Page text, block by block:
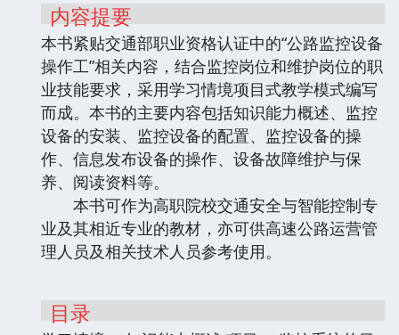
内容提要
本书紧贴交通部职业资格认证中的“公路监控设备
操作工”相关内容，结合监控岗位和维护岗位的职
业技能要求，采用学习情境项目式教学模式编写
而成。本书的主要内容包括知识能力概述、监控
设备的安装、监控设备的配置、监控设备的操
作、信息发布设备的操作、设备故障维护与保
养、阅读资料等。
本书可作为高职院校交通安全与智能控制专
业及其相近专业的教材，亦可供高速公路运营管
理人员及相关技术人员参考使用。
目录